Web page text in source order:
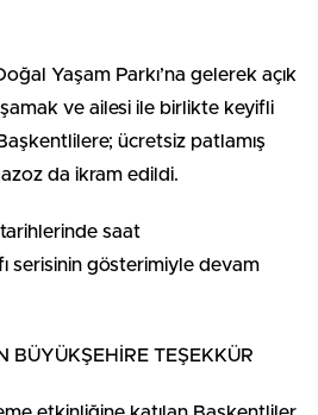
Yaşam Parkı’na gelerek açık
ve ailesi ile birlikte keyifli
ücretsiz patlamış
da ikram edildi.
saat
serisinin gösterimiyle devam
BÜYÜKŞEHİRE TEŞEKKÜR